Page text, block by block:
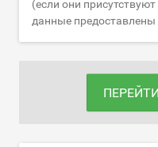
ПЕРЕЙТИ
(если они
данные